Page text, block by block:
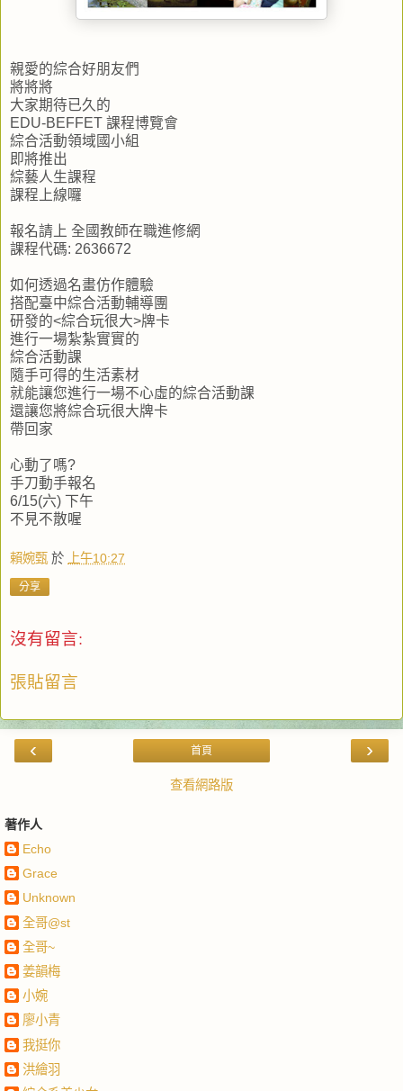
親愛的綜合好朋友們
將將將
大家期待已久的
EDU-BEFFET 課程博覽會
綜合活動領域國小組
即將推出
綜藝人生課程
課程上線囉
報名請上 全國教師在職進修網
課程代碼: 2636672
如何透過名畫仿作體驗
搭配臺中綜合活動輔導團
研發的<綜合玩很大>牌卡
進行一場紮紮實實的
綜合活動課
隨手可得的生活素材
就能讓您進行一場不心虛的綜合活動課
還讓您將綜合玩很大牌卡
帶回家
心動了嗎?
手刀動手報名
6/15(六) 下午
不見不散喔
賴婉甄 於 上午10:27
分享
沒有留言:
張貼留言
‹ ›
首頁
查看網路版
著作人
Echo
Grace
Unknown
全哥@st
全哥~
姜韻梅
小婉
廖小青
我挺你
洪繪羽